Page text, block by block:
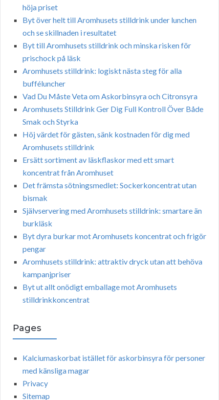
höja priset
Byt över helt till Aromhusets stilldrink under lunchen
och se skillnaden i resultatet
Byt till Aromhusets stilldrink och minska risken för
prischock på läsk
Aromhusets stilldrink: logiskt nästa steg för alla
bufféluncher
Vad Du Måste Veta om Askorbinsyra och Citronsyra
Aromhusets Stilldrink Ger Dig Full Kontroll Över Både
Smak och Styrka
Höj värdet för gästen, sänk kostnaden för dig med
Aromhusets stilldrink
Ersätt sortiment av läskflaskor med ett smart
koncentrat från Aromhuset
Det främsta sötningsmedlet: Sockerkoncentrat utan
bismak
Självservering med Aromhusets stilldrink: smartare än
burkläsk
Byt dyra burkar mot Aromhusets koncentrat och frigör
pengar
Aromhusets stilldrink: attraktiv dryck utan att behöva
kampanjpriser
Byt ut allt onödigt emballage mot Aromhusets
stilldrinkkoncentrat
Pages
Kalciumaskorbat istället för askorbinsyra för personer
med känsliga magar
Privacy
Sitemap